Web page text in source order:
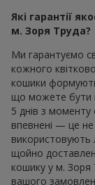
Які гарантії
м. Зоря Труда?
Ми гарантуємо
кожного
кошики
що можете бути
5 днів з
впевнені — це
використовують
щойно
кошику у м. Зоря
вашого